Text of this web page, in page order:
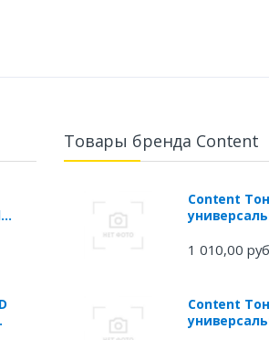
Товары бренда Content
Content
2.5, 1кг,
1 010,00
Content